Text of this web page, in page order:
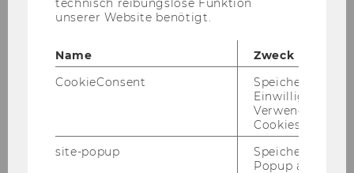
www.ip-day.at
Datum
www.aufsicht
technisch reibungslose Funktion
unserer Website benötigt.
Name
Zweck
CookieConsent
Speichert Ihre
Einwilligung zur
Verwendung von
Cookies.
site-popup
Speichert ob ein
Popup